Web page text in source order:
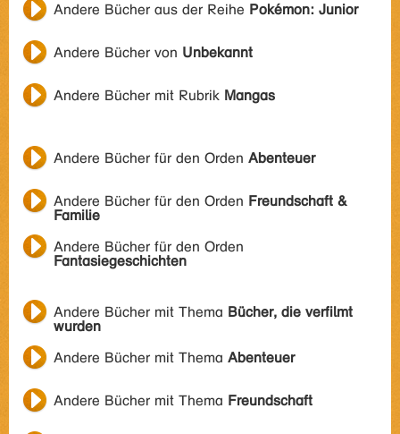
Andere Bücher aus der Reihe Pokémon: Junior
Andere Bücher von Unbekannt
Andere Bücher mit Rubrik Mangas
Andere Bücher für den Orden Abenteuer
Andere Bücher für den Orden Freundschaft &
Familie
Andere Bücher für den Orden
Fantasiegeschichten
Andere Bücher mit Thema Bücher, die verfilmt
wurden
Andere Bücher mit Thema Abenteuer
Andere Bücher mit Thema Freundschaft